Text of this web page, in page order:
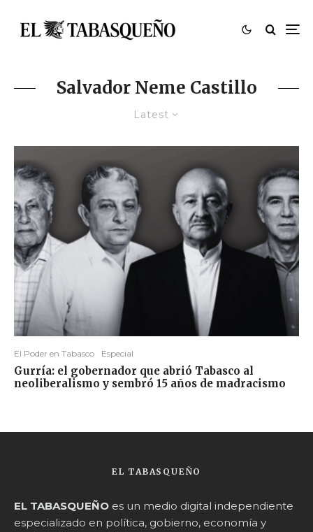
Salvador Neme Castillo
Latest
El Poder en Tabasco Especial
Gurría: el gobernador que abrió Tabasco al
neoliberalismo y sembró 15 años de madracismo
EL TABASQUEÑO
EL TABASQUEÑO es un medio digital independiente
especializado en política, gobierno, economía y